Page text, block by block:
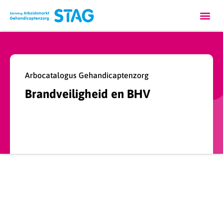
Arbocatalogus Gehandicaptenzorg
Brandveiligheid en BHV